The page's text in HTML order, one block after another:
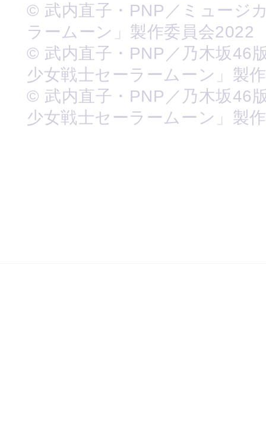
© 武内直子・PNP／ミュージ
ラームーン」製作委員会2022
© 武内直子・PNP／乃木坂46
少女戦士セーラームーン」製
© 武内直子・PNP／乃木坂46
少女戦士セーラームーン」製